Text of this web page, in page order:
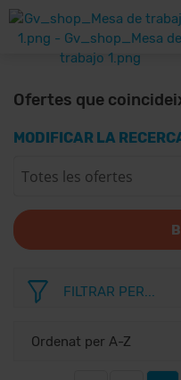
Ofertes que
MODIFICAR LA
FILTRAR PER...